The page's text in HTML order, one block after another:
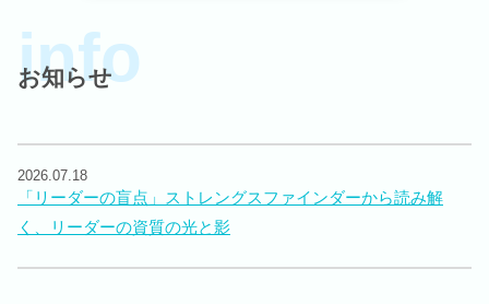
お知らせ
2026.07.18
「リーダーの盲点」ストレングスファインダーから読み解
く、リーダーの資質の光と影